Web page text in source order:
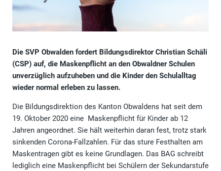
Die SVP Obwalden fordert Bildungsdirektor Christian Schäli
(CSP) auf, die Maskenpflicht an den Obwaldner Schulen
unverzüglich aufzuheben und die Kinder den Schulalltag
wieder normal erleben zu lassen.
Die Bildungsdirektion des Kanton Obwaldens hat seit dem
19. Oktober 2020 eine Maskenpflicht für Kinder ab 12
Jahren angeordnet. Sie hält weiterhin daran fest, trotz stark
sinkenden Corona-Fallzahlen. Für das sture Festhalten am
Maskentragen gibt es keine Grundlagen. Das BAG schreibt
lediglich eine Maskenpflicht bei Schülern der Sekundarstufe